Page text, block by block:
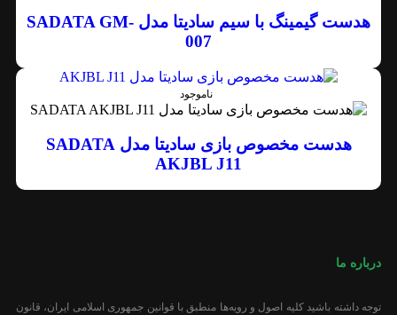
هدست گیمینگ با سیم سادیتا مدل SADATA GM-
007
ناموجود
هدست مخصوص بازی سادیتا مدل SADATA
AKJBL J11
درباره ما
توجه داشته باشید کلیه اصول و رویه‏‌ها منطبق با قوانین جمهوری اسلامی ایران، قانون